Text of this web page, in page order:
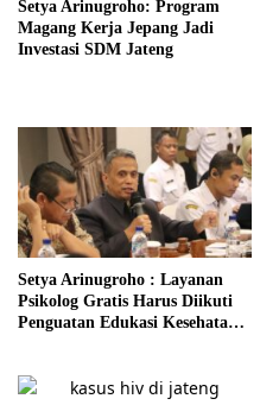
Setya Arinugroho: Program
Magang Kerja Jepang Jadi
Investasi SDM Jateng
Setya Arinugroho : Layanan
Psikolog Gratis Harus Diikuti
Penguatan Edukasi Kesehatan